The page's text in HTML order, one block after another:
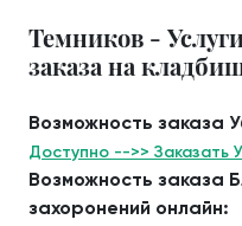
Темников -
заказа на
Возможность заказа
Доступно -->> Заказать
Возможность заказа
захоронений онлайн: